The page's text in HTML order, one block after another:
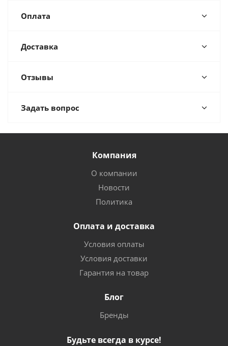
Оплата
Доставка
Отзывы
Задать вопрос
Компания
О компании
Новости
Политика
Оплата и доставка
Условия оплаты
Условия доставки
Гарантия на товар
Блог
Бренды
Будьте всегда в курсе!